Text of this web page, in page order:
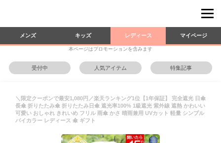
メンズ キッズ レディース マイページ
本ページはプロモーションを含みます
受付中 人気アイテム 特集記事
＼限定クーポンで最安1,080円／楽天ランキング1位【1年保証】 完全遮光 日傘
長傘 折りたたみ傘 折りたたみ日傘 遮光率100% 1級遮光 紫外線 遮熱 かわいい
可愛い おしゃれ きれいめ フリル 雨傘 かさ 晴雨兼用 UVカット 軽量 シンプル
バイカラー レディース 傘 ギフト